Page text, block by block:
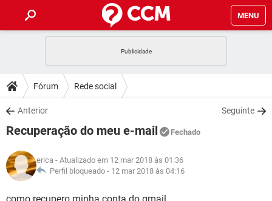
MENU
CELULAR
OUTLOOK
INSTAGRAM GMAIL
GUIA DE COMPRAS
DICAS
JOGOS
INSTAGRAM GMAIL
GUIA DE COMPRAS
DOWNLOADS
JOGOS WHATSAPP
CELULAR
OUTLOOK EXCEL
GMAIL
FÓRUM
JOGOS WHATSAPP
CELULAR
GLOSSÁRIO
WHATSAPP
Fórum Rede social
Anterior Seguinte
Recuperação do meu e-mail Fechado
erica - Atualizado em 12 mar 2018 às 01:36
Perfil bloqueado - 12 mar 2018 às 04:16